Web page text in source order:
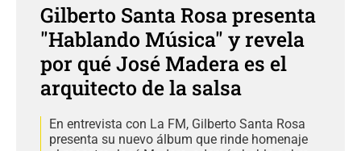
Gilberto Santa Rosa presenta
"Hablando Música" y revela
por qué José Madera es el
arquitecto de la salsa
En entrevista con La FM, Gilberto Santa Rosa
presenta su nuevo álbum que rinde homenaje